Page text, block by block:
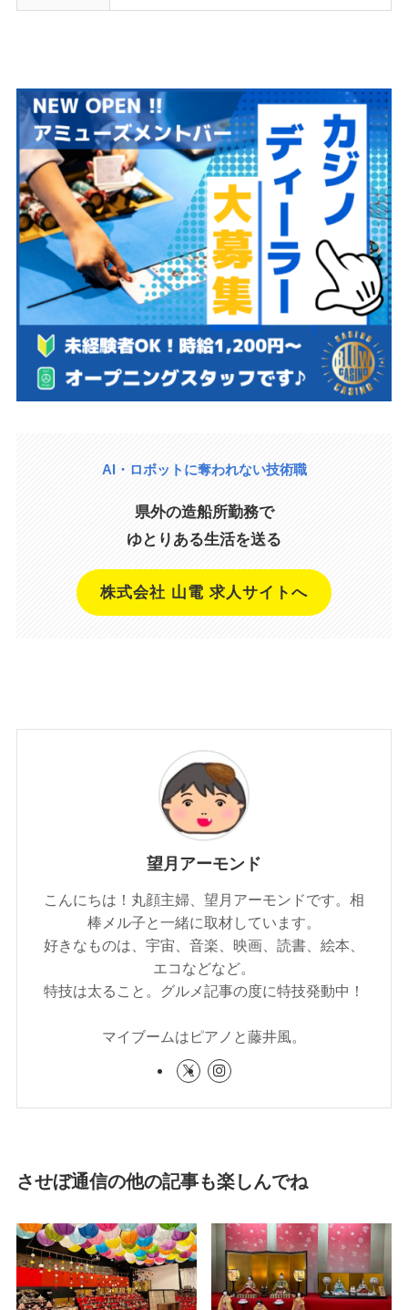
AI・ロボットに奪われない技術職
県外の造船所勤務で
ゆとりある生活を送る
株式会社 山電 求人サイトへ
望月アーモンド
こんにちは！丸顔主婦、望月アーモンドです。相
棒メル子と一緒に取材しています。
好きなものは、宇宙、音楽、映画、読書、絵本、
エコなどなど。
特技は太ること。グルメ記事の度に特技発動中！
マイブームはピアノと藤井風。
させぼ通信の他の記事も楽しんでね